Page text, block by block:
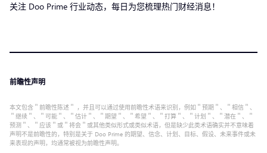
关注 Doo Prime 行业动态，每日为您梳理热门财经消息！
前瞻性声明
本文包含＂前瞻性陈述＂ ，并且可以通过使用前瞻性术语来识别，例如＂预期＂、＂相信＂、
＂继续＂、＂可能＂、＂估计＂、＂期望＂、＂希望＂、＂打算＂、＂计划＂、＂潜在＂、＂
预测＂、＂应该＂或＂将会＂或其他类似形式或类似术语，但是缺少此类术语确实并不意味着
声明不是前瞻性的，特别是关于 Doo Prime 的期望、信念、计划、目标、假设、未来事件或未
来表现的声明，均通常被视为前瞻性声明。